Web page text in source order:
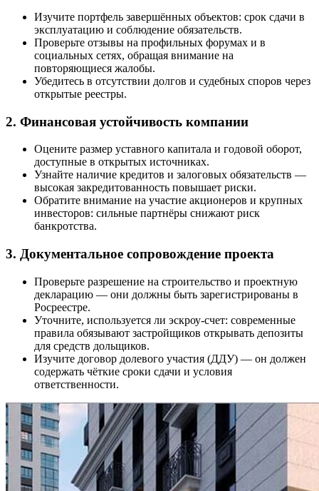
Изучите портфель завершённых объектов: срок сдачи в
эксплуатацию и соблюдение обязательств.
Проверьте отзывы на профильных форумах и в
социальных сетях, обращая внимание на
повторяющиеся жалобы.
Убедитесь в отсутствии долгов и судебных споров через
открытые реестры.
2. Финансовая устойчивость компании
Оцените размер уставного капитала и годовой оборот,
доступные в открытых источниках.
Узнайте наличие кредитов и залоговых обязательств —
высокая закредитованность повышает риски.
Обратите внимание на участие акционеров и крупных
инвесторов: сильные партнёры снижают риск
банкротства.
3. Документальное сопровождение проекта
Проверьте разрешение на строительство и проектную
декларацию — они должны быть зарегистрированы в
Росреестре.
Уточните, используется ли эскроу-счет: современные
правила обязывают застройщиков открывать депозиты
для средств дольщиков.
Изучите договор долевого участия (ДДУ) — он должен
содержать чёткие сроки сдачи и условия
ответственности.